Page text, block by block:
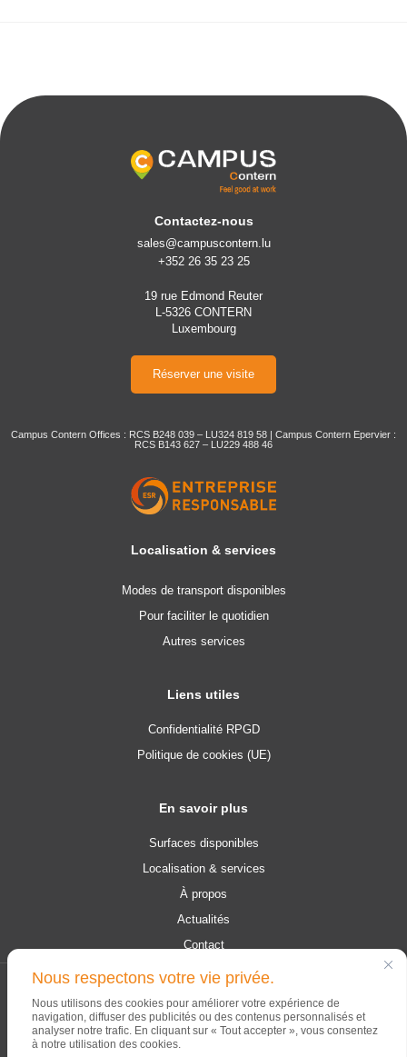
Nous respectons votre vie privée.
Nous utilisons des cookies pour améliorer votre expérience de
navigation, diffuser des publicités ou des contenus personnalisés et
analyser notre trafic. En cliquant sur « Tout accepter », vous consentez
à notre utilisation des cookies.
Contactez-nous
sales@campuscontern.lu
+352 26 35 23 25
19 rue Edmond Reuter
L-5326 CONTERN
Luxembourg
Réserver une visite
Campus Contern Offices : RCS B248 039 – LU324 819 58 | Campus Contern Epervier :
RCS B143 627 – LU229 488 46
Localisation & services
Modes de transport disponibles
Pour faciliter le quotidien
Autres services
Liens utiles
Confidentialité RPGD
Politique de cookies (UE)
En savoir plus
Surfaces disponibles
Localisation & services
À propos
Actualités
Contact
© 2026 Campus Contern. Tous les droits sont réservés.